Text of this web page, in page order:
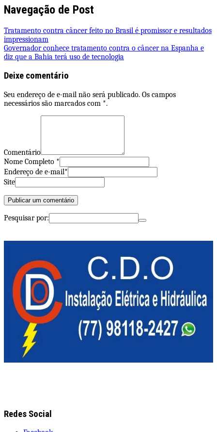
Navegação de Post
Tratamento contra câncer feito no Brasil é promissor e resultados
impressionam
Governador conhece tratamento contra o câncer na Espanha e
diz que a Bahia terá uso de tecnologia
Deixe comentário
Seu endereço de e-mail não será publicado. Os campos
necessários são marcados com *.
Comentário
Nome Completo *
Endereço de e-mail*
Site
Pesquisar por:
Redes Social